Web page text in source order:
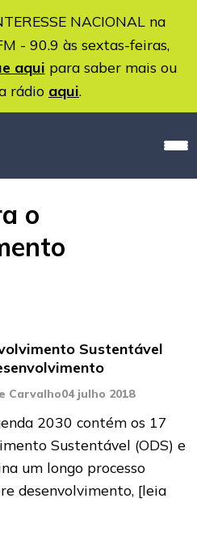
NACIONAL na
- 90.9 às sextas-feiras,
aqui para saber mais ou
rádio aqui.
o
Sustentável
Carvalho04 julho 2018
2030 contém os 17
Sustentável (ODS) e
um longo processo
desenvolvimento, [leia